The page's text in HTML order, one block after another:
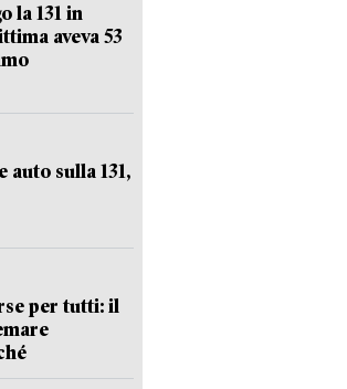
la 131 in
aveva 53
auto sulla 131,
per tutti: il